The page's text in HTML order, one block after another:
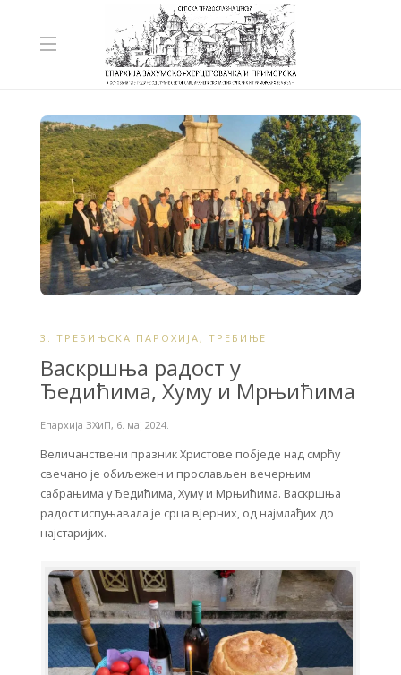
3. ТРЕБИЊСКА ПАРОХИЈА, ТРЕБИЊЕ
Васкршња радост у
Ђедићима, Хуму и Мрњићима
Епархија ЗХиП, 6. мај 2024.
Величанствени празник Христове побједе над смрћу
свечано је обиљежен и прослављен вечерњим
сабрањима у Ђедићима, Хуму и Мрњићима. Васкршња
радост испуњавала је срца вјерних, од најмлађих до
најстаријих.